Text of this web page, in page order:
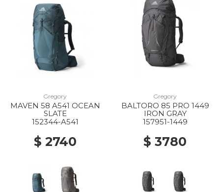
Gregory
MAVEN 58 A541 OCEAN
SLATE
152344-A541
$ 2740
Gregory
BALTORO 85 PRO 1449
IRON GRAY
157951-1449
$ 3780